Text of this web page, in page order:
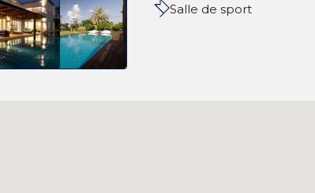
Salle de sport